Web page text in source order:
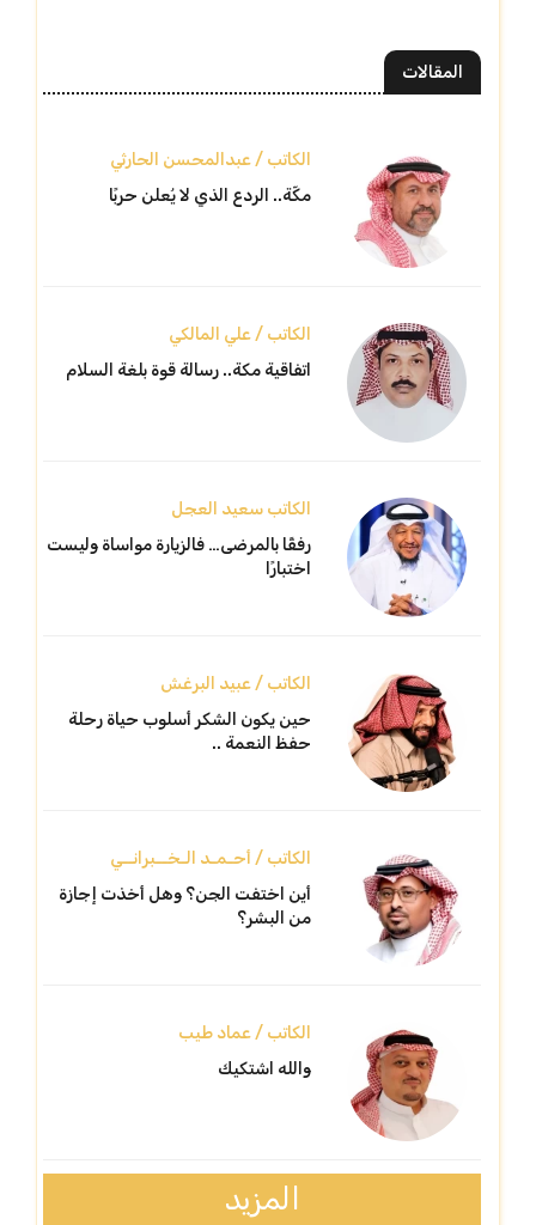
المقالات
الكاتب / عبدالمحسن الحارثي
مكّة.. الردع الذي لا يُعلن حربًا
الكاتب / علي المالكي
اتفاقية مكة.. رسالة قوة بلغة السلام
الكاتب سعيد العجل
رفقًا بالمرضى… فالزيارة مواساة وليست
اختبارًا
الكاتب / عبيد البرغش
حين يكون الشكر أسلوب حياة رحلة
حفظ النعمة ..
الكاتب / أحـمـد الـخــبرانــي
أين اختفت الجن؟ وهل أخذت إجازة
من البشر؟
الكاتب / عماد طيب
والله اشتكيك
المزيد